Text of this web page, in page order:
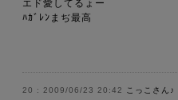
エド愛してるょー
ﾊｶﾞﾚﾝまぢ最高
2009/06/23 20:42 こっこさん♪